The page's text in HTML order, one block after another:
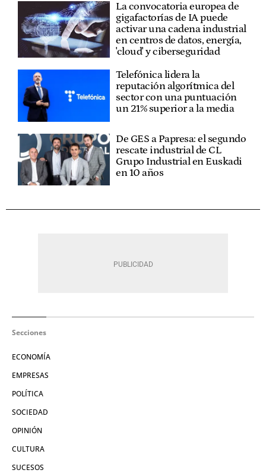
La convocatoria europea de
gigafactorías de IA puede
activar una cadena industrial
en centros de datos, energía,
'cloud' y ciberseguridad
Telefónica lidera la
reputación algorítmica del
sector con una puntuación
un 21% superior a la media
De GES a Papresa: el segundo
rescate industrial de CL
Grupo Industrial en Euskadi
en 10 años
Secciones
ECONOMÍA
EMPRESAS
POLÍTICA
SOCIEDAD
OPINIÓN
CULTURA
SUCESOS